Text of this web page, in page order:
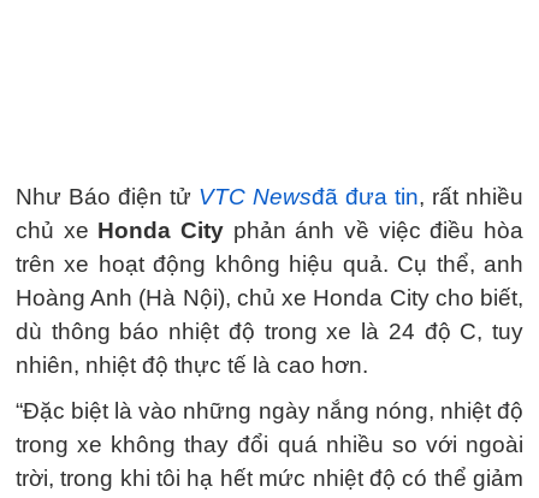
Như Báo điện tử VTC Newsđã đưa tin, rất nhiều
chủ xe Honda City phản ánh về việc điều hòa
trên xe hoạt động không hiệu quả. Cụ thể, anh
Hoàng Anh (Hà Nội), chủ xe Honda City cho biết,
dù thông báo nhiệt độ trong xe là 24 độ C, tuy
nhiên, nhiệt độ thực tế là cao hơn.
“Đặc biệt là vào những ngày nắng nóng, nhiệt độ
trong xe không thay đổi quá nhiều so với ngoài
trời, trong khi tôi hạ hết mức nhiệt độ có thể giảm